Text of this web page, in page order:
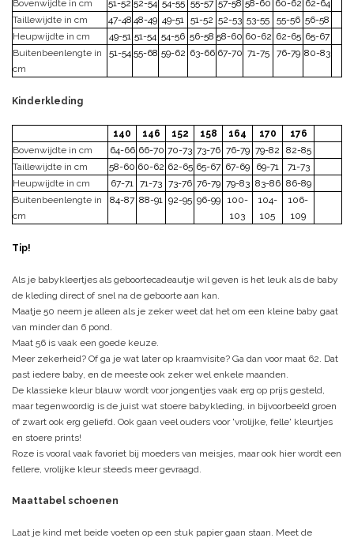
Bovenwijdte in cm
51-52 52-54 54-55 55-57 57-58 58-60 60-62 62-64
Taillewijdte in cm
47-48 48-49 49-51 51-52 52-53 53-55 55-56 56-58
Heupwijdte in cm
49-51 51-54 54-56 56-58 58-60 60-62 62-65 65-67
Buitenbeenlengte in
cm
51-54 55-68 59-62 63-66 67-70 71-75 76-79 80-83
Kinderkleding
140 146 152 158 164 170
176
Bovenwijdte in cm
64-66 66-70 70-73 73-76 76-79 79-82
82-85
Taillewijdte in cm
58-60 60-62 62-65 65-67 67-69 69-71
71-73
Heupwijdte in cm
67-71 71-73 73-76 76-79 79-83 83-86 86-89
Buitenbeenlengte in
cm
84-87 88-91 92-95 96-99
100-
103
104-
105
106-
109
Tip!
Als je babykleertjes als geboortecadeautje wil geven is het leuk als de baby
de kleding direct of snel na de geboorte aan kan.
Maatje 50 neem je alleen als je zeker weet dat het om een kleine baby gaat
van minder dan 6 pond.
Maat 56 is vaak een goede keuze.
Meer zekerheid? Of ga je wat later op kraamvisite? Ga dan voor maat 62. Dat
past iedere baby, en de meeste ook zeker wel enkele maanden.
De klassieke kleur blauw wordt voor jongentjes vaak erg op prijs gesteld,
maar tegenwoordig is de juist wat stoere babykleding, in bijvoorbeeld groen
of zwart ook erg geliefd. Ook gaan veel ouders voor 'vrolijke, felle' kleurtjes
en stoere prints!
Roze is vooral vaak favoriet bij moeders van meisjes, maar ook hier wordt een
fellere, vrolijke kleur steeds meer gevraagd.
Maattabel schoenen
Laat je kind met beide voeten op een stuk papier gaan staan. Meet de